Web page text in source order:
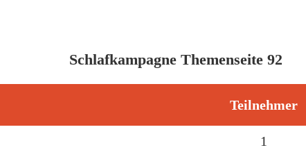
Schlafkampagne Themenseite 92
Teilnehmer
1